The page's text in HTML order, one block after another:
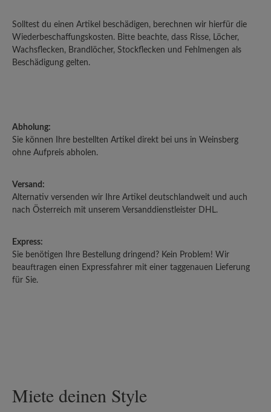
Solltest du einen Artikel beschädigen, berechnen wir hierfür die
Wiederbeschaffungskosten. Bitte beachte, dass Risse, Löcher,
Wachsflecken, Brandlöcher, Stockflecken und Fehlmengen als
Beschädigung gelten.
Abholung:
Sie können Ihre bestellten Artikel direkt bei uns in Weinsberg
ohne Aufpreis abholen.
Versand:
Alternativ versenden wir Ihre Artikel deutschlandweit und auch
nach Österreich mit unserem Versanddienstleister DHL.
Express:
Sie benötigen Ihre Bestellung dringend? Kein Problem! Wir
beauftragen einen Expressfahrer mit einer taggenauen Lieferung
für Sie.
Miete deinen Style